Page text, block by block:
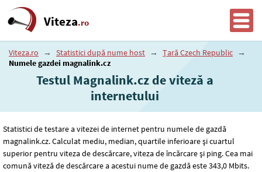
Viteza.ro
Viteza.ro → Statistici după nume host → Țară Czech Republic →
Numele gazdei magnalink.cz
Testul Magnalink.cz de viteză a
internetului
Statistici de testare a vitezei de internet pentru numele de gazdă
magnalink.cz. Calculat mediu, median, quartile inferioare și cuartul
superior pentru viteza de descărcare, viteza de încărcare și ping. Cea mai
comună viteză de descărcare a acestui nume de gazdă este 343,0 Mbits.